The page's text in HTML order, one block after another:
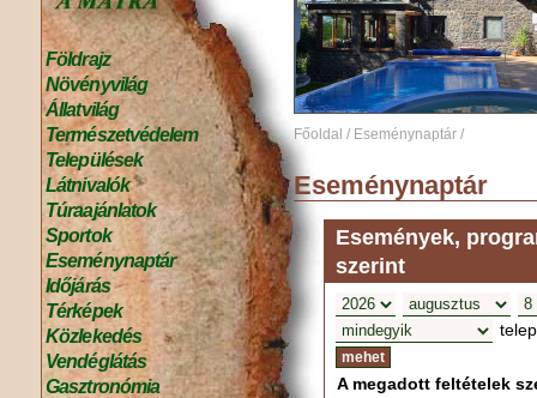
Földrajz
Növényvilág
Állatvilág
Természetvédelem
Települések
Látnivalók
Túraajánlatok
Sportok
Eseménynaptár
Időjárás
Térképek
Közlekedés
Vendéglátás
Gasztronómia
Főoldal / Eseménynaptár /
Eseménynaptár
Események,
szerint
A megadott feltételek